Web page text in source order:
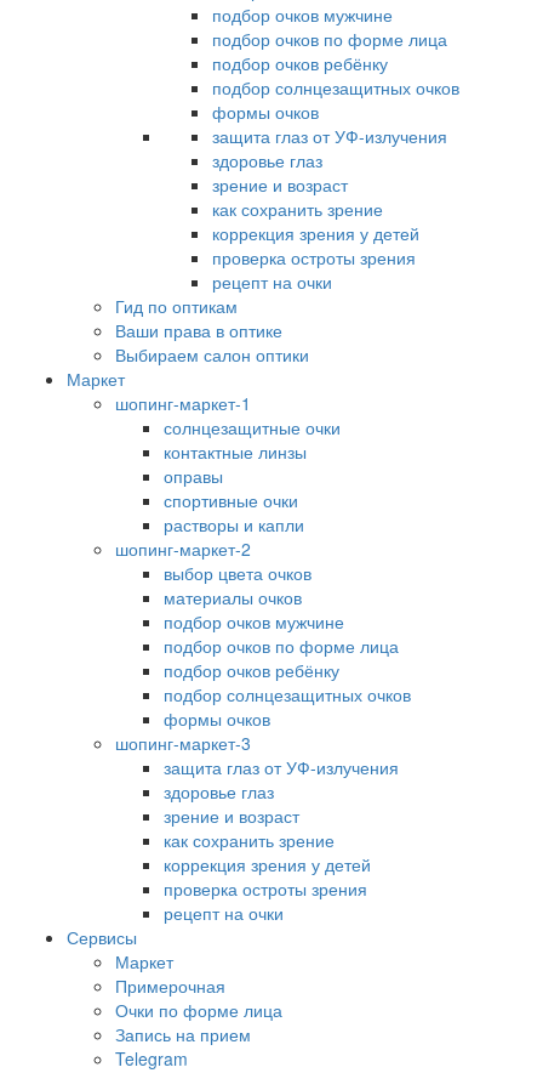
подбор очков мужчине
подбор очков по форме лица
подбор очков ребёнку
подбор солнцезащитных очков
формы очков
защита глаз от УФ-излучения
здоровье глаз
зрение и возраст
как сохранить зрение
коррекция зрения у детей
проверка остроты зрения
рецепт на очки
Гид по оптикам
Ваши права в оптике
Выбираем салон оптики
Маркет
шопинг-маркет-1
солнцезащитные очки
контактные линзы
оправы
спортивные очки
растворы и капли
шопинг-маркет-2
выбор цвета очков
материалы очков
подбор очков мужчине
подбор очков по форме лица
подбор очков ребёнку
подбор солнцезащитных очков
формы очков
шопинг-маркет-3
защита глаз от УФ-излучения
здоровье глаз
зрение и возраст
как сохранить зрение
коррекция зрения у детей
проверка остроты зрения
рецепт на очки
Сервисы
Маркет
Примерочная
Очки по форме лица
Запись на прием
Telegram